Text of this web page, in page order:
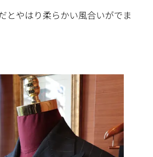
とやはり柔らかい風合いがでま